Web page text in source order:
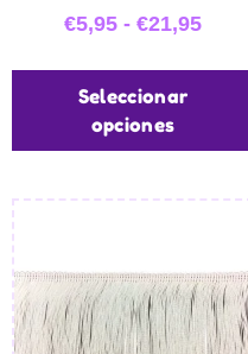
€5,95 - €21,95
Seleccionar
opciones